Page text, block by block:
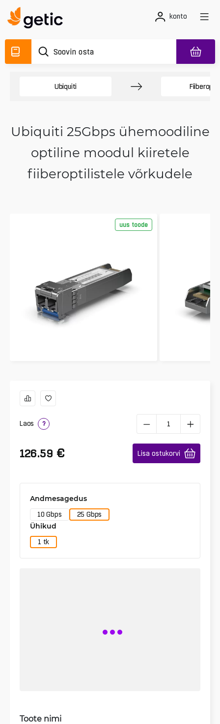
konto
Ubiquiti
Ubiquiti 25Gbps ühemoodiline
optiline moodul kiiretele
fiiberoptilistele võrkudele
uus toode
Laos ?
126.59 € Lisa ostukorvi
Andmesagedus
10 Gbps 25 Gbps
Ühikud
1 tk
Toote nimi